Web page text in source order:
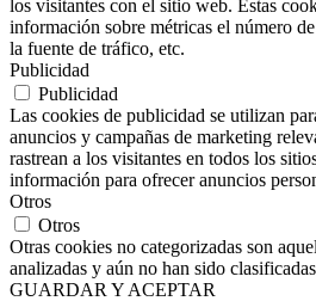
los visitantes con el sitio web. Estas
información sobre métricas el número
la fuente de tráfico, etc.
Publicidad
Publicidad
Las cookies de publicidad se utilizan
anuncios y campañas de marketing
rastrean a los visitantes en todos los
información para ofrecer anuncios
Otros
Otros
Otras cookies no categorizadas son
analizadas y aún no han sido
GUARDAR Y ACEPTAR